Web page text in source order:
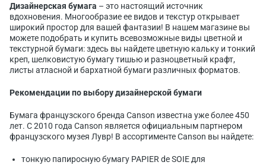
Дизайнерская бумага – это настоящий источник
вдохновения. Многообразие ее видов и текстур открывает
широкий простор для вашей фантазии! В нашем магазине вы
можете подобрать и купить всевозможные виды цветной и
текстурной бумаги: здесь вы найдете цветную кальку и тонкий
креп, шелковистую бумагу тишью и разноцветный крафт,
листы атласной и бархатной бумаги различных форматов.
Рекомендации по выбору дизайнерской бумаги
Бумага французского бренда Canson известна уже более 450
лет. С 2010 года Canson является официальным партнером
французского музея Лувр! В ассортименте Canson вы найдете:
тонкую папиросную бумагу PAPIER de SOIE для